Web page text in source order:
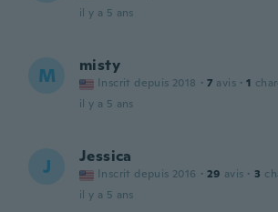
il y a 5 ans
M misty
Inscrit depuis 2018 · 7 avis · 1
il y a 5 ans
J Jessica
Inscrit depuis 2016 · 29 avis · 3
il y a 5 ans